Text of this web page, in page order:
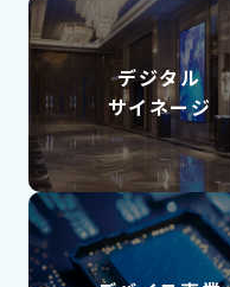
デジタル
サイネージ